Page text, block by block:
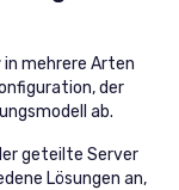
in mehrere Arten
der
ab.
geteilte Server
Lösungen an,